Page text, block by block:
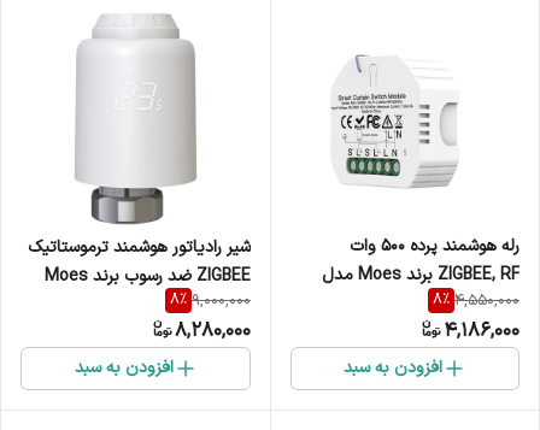
رله هوشمند پرده 500 وات
ZIGBEE, RF برند Moes مدل
ZM-108-ZR
4,550,000
8%
4,186,000
افزودن به سبد
شیر رادیاتور هوشمند ترموستاتیک
ZIGBEE ضد رسوب برند Moes
مدل ZTRV-PJ-601
9,000,000
8%
8,280,000
افزودن به سبد